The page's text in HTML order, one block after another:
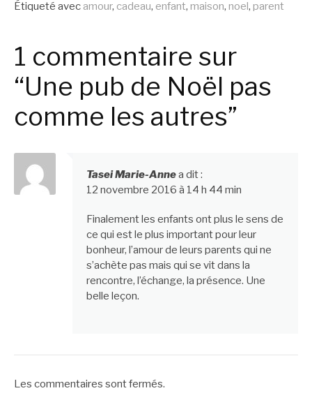
Étiqueté avec amour, cadeau, enfant, maison, noel, parent
1 commentaire sur
“Une pub de Noël pas
comme les autres”
Tasei Marie-Annea dit :
12 novembre 2016 à 14 h 44 min
Finalement les enfants ont plus le sens de
ce qui est le plus important pour leur
bonheur, l’amour de leurs parents qui ne
s’achète pas mais qui se vit dans la
rencontre, l’échange, la présence. Une
belle leçon.
Les commentaires sont fermés.